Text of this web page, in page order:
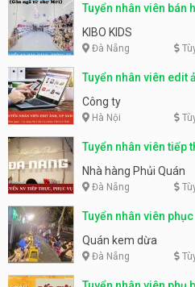
Tuyển nhân viên bán
KIBO KIDS
Đà Nẵng
Tuyển nhân viên edit
Công ty
Hà Nội
Tuyển nhân viên tiếp
Nhà hàng Phủi Quán
Đà Nẵng
Tuyển nhân viên
Quán kem dừa
Đà Nẵng